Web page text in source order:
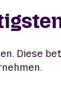
Diese